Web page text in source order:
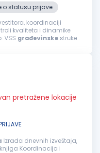
o statusu prijave
koordinaciji
kvaliteta i dinamike
. Od kandidata očekujemo: VSS građevinske struke
pretražene lokacije
Izrada dnevnih izveštaja,
Koordinacija i